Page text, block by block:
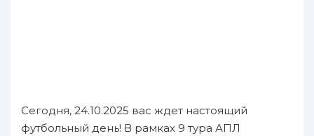
Сегодня, 24.10.2025 вас ждет настоящий
футбольный день! В рамках 9 тура АПЛ